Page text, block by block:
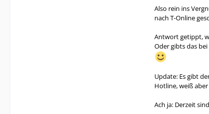
Also rein ins
nach T-Online
Antwort getippt,
Oder gibts das
Update: Es gibt
Hotline, weiß
Ach ja: Derzeit